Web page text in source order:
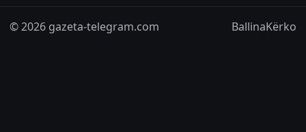
© 2026 gazeta-telegram.com BallinaKërko